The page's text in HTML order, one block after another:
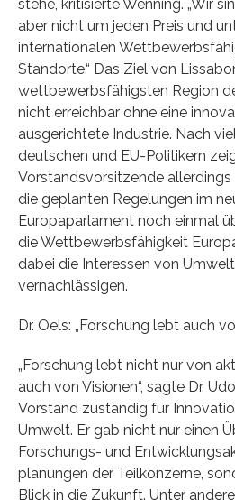
stehe, kritisierte Wenning. „Wir
aber nicht um jeden Preis und
internationalen
Standorte.“ Das Ziel von
wettbewerbsfähigsten Region
nicht erreichbar ohne eine
ausgerichtete Industrie. Nach
deutschen und EU-Politikern
Vorstandsvorsitzende
die geplanten Regelungen im
Europaparlament noch einmal
die Wettbewerbsfähigkeit
dabei die Interessen von
vernachlässigen.
Dr. Oels: „Forschung lebt auch
„Forschung lebt nicht nur von
auch von Visionen“, sagte Dr.
Vorstand zuständig für
Umwelt. Er gab nicht nur einen
Forschungs- und
planungen der Teilkonzerne,
Blick in die Zukunft. Unter